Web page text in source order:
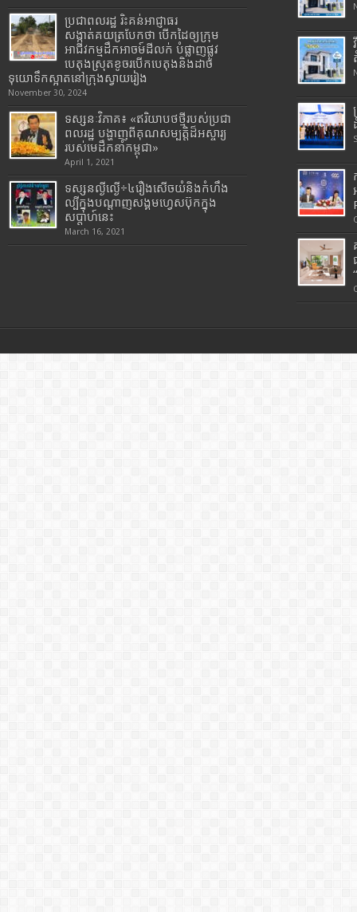
ប្រជាពលរដ្ឋ រិះគន់អាជ្ញាធរ
សង្កាត់គយត្របែកថា បើកដៃឲ្យក្រុម
អាជីវកម្មដឹកអាចម៍ដីលក់ បំផ្លាញផ្លូវ
បេតុងស្រុតខូចរបើកបេតុងនិងដាច់
ទុយោទឹកស្អាតនៅក្រុងស្វាយរៀង
November 30, 2024
ទស្សនៈវិភាគ៖ «ឥរិយាបថថ្មីរបស់ប្រជា
ពលរដ្ឋ បង្ហាញពីគុណសម្បត្តិដ៏អស្ចារ្យ
របស់មេដឹកនាំកម្ពុជា»
April 1, 2021
ទស្សនល្ងីល្ងើ÷៤រឿងសើចយំនិងកំហឹង
ល្បីក្នុងបណ្តាញសង្គមហ្វេសប៊ុកក្នុង
សប្តាហ៍នេះ
March 16, 2021